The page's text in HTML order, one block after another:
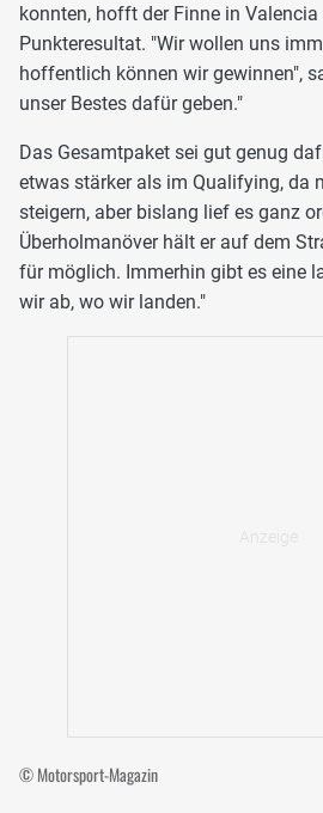
konnten, hofft der Finne in
Punkteresultat. "Wir wollen uns
hoffentlich können wir gewinnen",
unser Bestes dafür geben."
Das Gesamtpaket sei gut genug
etwas stärker als im Qualifying, da
steigern, aber bislang lief es ganz
Überholmanöver hält er auf dem
für möglich. Immerhin gibt es eine
wir ab, wo wir landen."
© Motorsport-Magazin